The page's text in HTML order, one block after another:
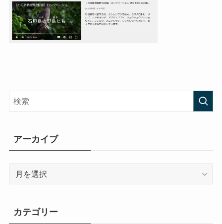
アーカイブ
ブ
カテゴリー